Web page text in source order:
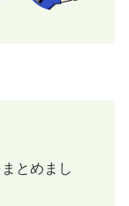
とめまし